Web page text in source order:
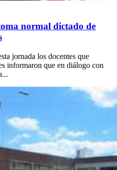
normal dictado de
jornada los docentes que
informaron que en diálogo con